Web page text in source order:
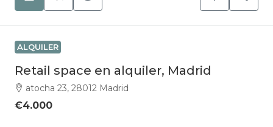
ALQUILER
Retail space en alquiler, Madrid
atocha 23, 28012 Madrid
€4.000